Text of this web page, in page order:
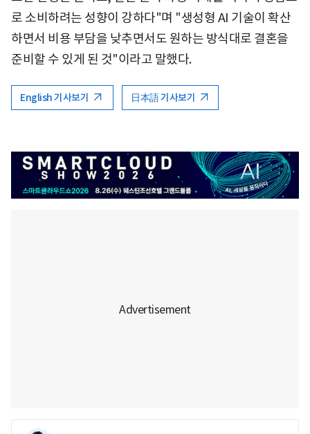
로 소비하려는 성향이 강하다"며 "생성형 AI 기술이 확산
하면서 비용 부담을 낮추면서도 원하는 방식대로 결혼을
준비할 수 있게 된 것"이라고 말했다.
English 기사보기 日本語 기사보기